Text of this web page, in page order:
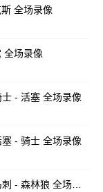
全场录像
全场录像
- 活塞 全场录像
- 骑士 全场录像